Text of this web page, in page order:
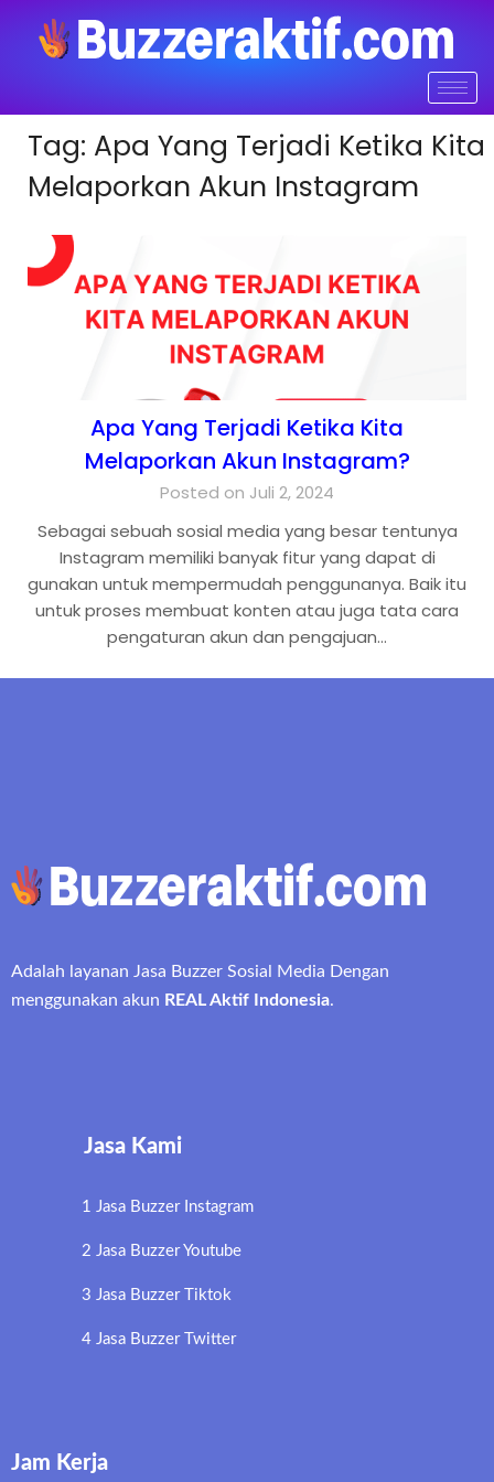
Tag: Apa Yang Terjadi Ketika Kita
Melaporkan Akun Instagram
Apa Yang Terjadi Ketika Kita
Melaporkan Akun Instagram?
Posted on Juli 2, 2024
Sebagai sebuah sosial media yang besar tentunya
Instagram memiliki banyak fitur yang dapat di
gunakan untuk mempermudah penggunanya. Baik itu
untuk proses membuat konten atau juga tata cara
pengaturan akun dan pengajuan…
Adalah layanan Jasa Buzzer Sosial Media Dengan
menggunakan akun REAL Aktif Indonesia.
Jasa Kami
1 Jasa Buzzer Instagram
2 Jasa Buzzer Youtube
3 Jasa Buzzer Tiktok
4 Jasa Buzzer Twitter
Jam Kerja